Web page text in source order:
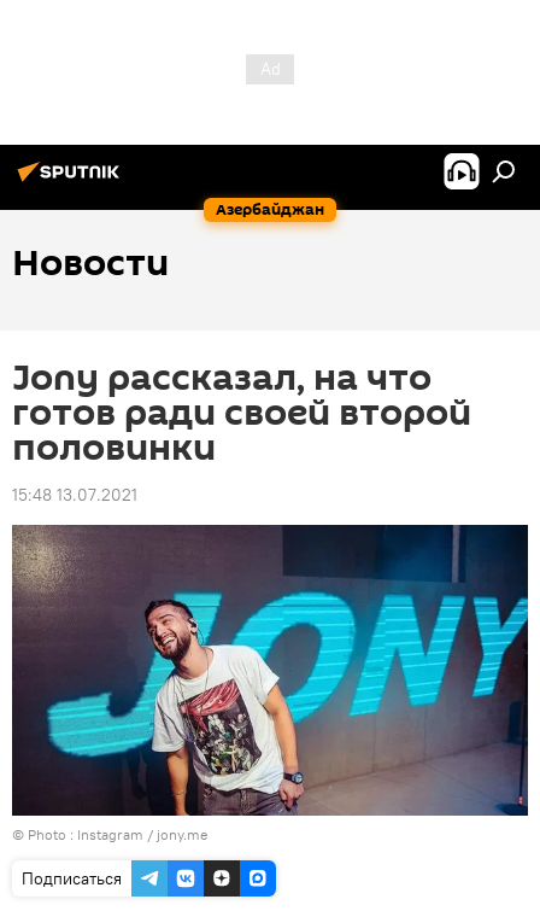
Азербайджан
Новости
Jony рассказал, на что
готов ради своей второй
половинки
15:48 13.07.2021
© Photo : Instagram / jony.me
Подписаться